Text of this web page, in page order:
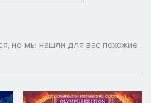
но мы нашли для вас похожие